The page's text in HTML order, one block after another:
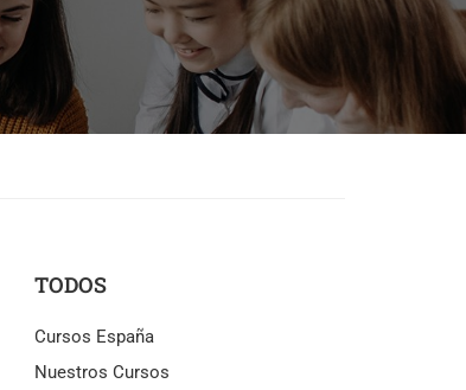
TODOS
Cursos España
Nuestros Cursos